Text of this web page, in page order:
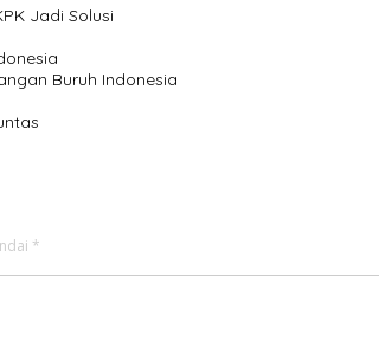
Jadi Solusi
Buruh Indonesia
*